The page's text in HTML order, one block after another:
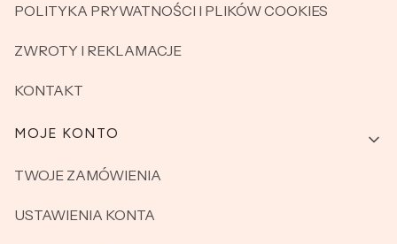
POLITYKA PRYWATNOŚCI I PLIKÓW COOKIES
ZWROTY I REKLAMACJE
KONTAKT
MOJE KONTO
TWOJE ZAMÓWIENIA
USTAWIENIA KONTA